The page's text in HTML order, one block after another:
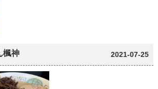
楓神 2021-07-25